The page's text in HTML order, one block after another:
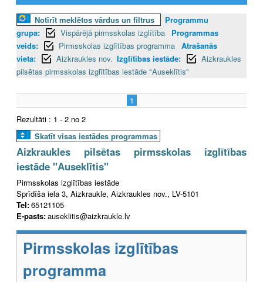
Notīrīt meklētos vārdus un filtrus
Programmu
grupa:
Vispārējā pirmsskolas izglītība
Programmas
veids:
Pirmsskolas izglītības programma Atrašanās
vieta:
Aizkraukles nov. Izglītības iestāde:
Aizkraukles
pilsētas pirmsskolas izglītības iestāde "Auseklītis"
1
Rezultāti : 1 - 2 no 2
Skatīt visas iestādes programmas
Aizkraukles pilsētas pirmsskolas izglītības
iestāde "Auseklītis"
Pirmsskolas izglītības iestāde
Sprīdīša iela 3, Aizkraukle, Aizkraukles nov., LV-5101
Tel:65121105
E-pasts:auseklitis@aizkraukle.lv
Pirmsskolas izglītības
programma